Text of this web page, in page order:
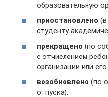
образовательную
приостановлено (в
студенту
прекращено (по
с отчислением
организации или
возобновлено (по
отпуска).